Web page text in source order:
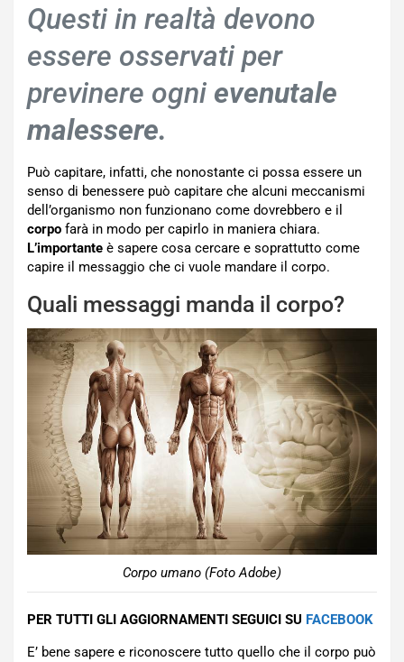
Questi in realtà devono
essere osservati per
previnere ogni evenutale
malessere.
Può capitare, infatti, che nonostante ci possa essere un
senso di benessere può capitare che alcuni meccanismi
dell’organismo non funzionano come dovrebbero e il
corpo farà in modo per capirlo in maniera chiara.
L’importante è sapere cosa cercare e soprattutto come
capire il messaggio che ci vuole mandare il corpo.
Quali messaggi manda il corpo?
Corpo umano (Foto Adobe)
PER TUTTI GLI AGGIORNAMENTI SEGUICI SU FACEBOOK
E’ bene sapere e riconoscere tutto quello che il corpo può